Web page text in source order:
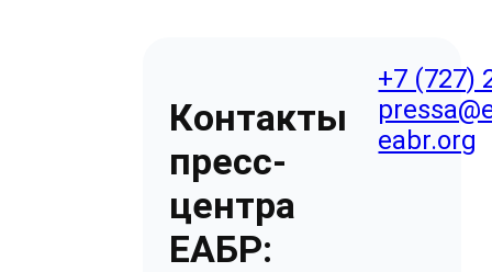
Контакты
пресс-
центра
ЕАБР:
+7 (727)
eabr.org